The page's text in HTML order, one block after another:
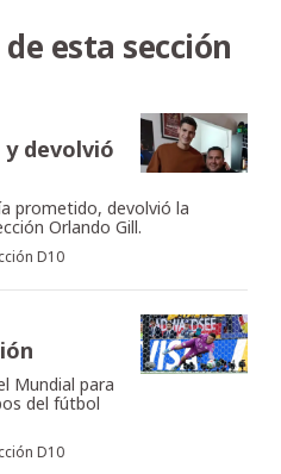
esta sección
y devolvió
prometido, devolvió la
Orlando Gill.
D10
Mundial para
del fútbol
D10